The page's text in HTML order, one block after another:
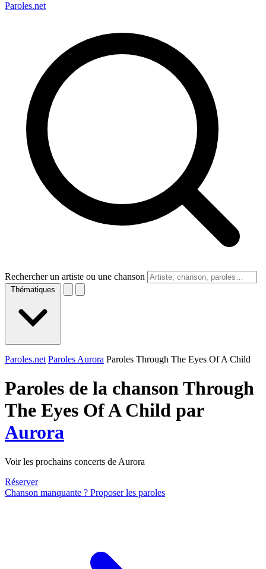
Paroles.net
Rechercher un artiste ou une chanson
Thématiques
Paroles.net Paroles Aurora Paroles Through The Eyes Of A Child
Paroles de la chanson Through
The Eyes Of A Child par
Aurora
Voir les prochains concerts de Aurora
Réserver
Chanson manquante ? Proposer les paroles